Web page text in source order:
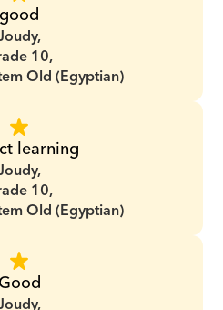
good
10,
Old (Egyptian)
learning
10,
Old (Egyptian)
Good